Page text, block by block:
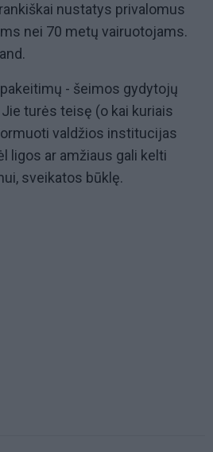
nustatys privalomus
nei 70 metų vairuotojams.
- šeimos gydytojų
turės teisę (o kai kuriais
valdžios institucijas
ligos ar amžiaus gali kelti
sveikatos būklę.